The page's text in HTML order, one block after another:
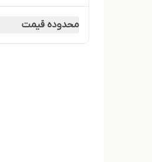
محدوده قیمت